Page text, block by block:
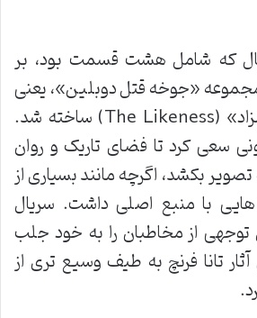
که شامل هشت قسمت بود، بر
«جوخه قتل دوبلین»، یعنی
«در جنگل» و «همزاد» (The Likeness) ساخته شد.
سعی کرد تا فضای تاریک و روان
تصویر بکشد، اگرچه مانند بسیاری از
با منبع اصلی داشت. سریال
از مخاطبان را به خود جلب
تانا فرنچ به طیف وسیع تری از